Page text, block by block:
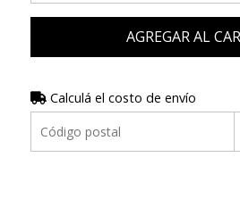
AGREGAR AL
Calculá el costo de envío